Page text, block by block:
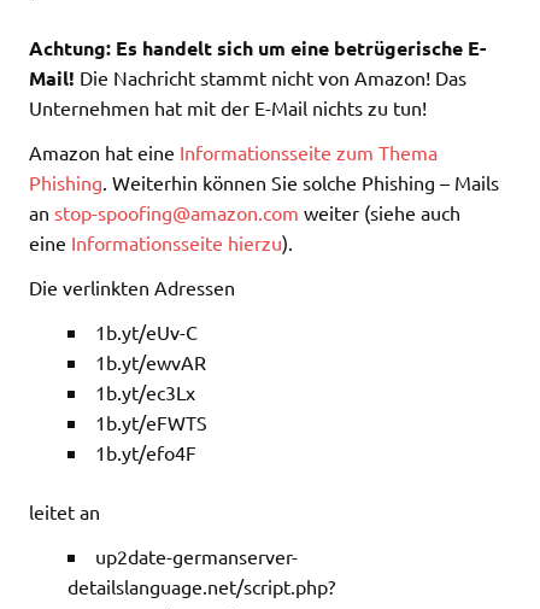
Achtung: Es handelt sich um eine betrügerische E-
Mail! Die Nachricht stammt nicht von Amazon! Das
Unternehmen hat mit der E-Mail nichts zu tun!
Amazon hat eine Informationsseite zum Thema
Phishing. Weiterhin können Sie solche Phishing – Mails
an stop-spoofing@amazon.com weiter (siehe auch
eine Informationsseite hierzu).
Die verlinkten Adressen
1b.yt/eUv-C
1b.yt/ewvAR
1b.yt/ec3Lx
1b.yt/eFWTS
1b.yt/efo4F
leitet an
up2date-germanserver-
detailslanguage.net/script.php?